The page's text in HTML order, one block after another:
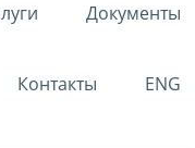
Документы
Контакты ENG